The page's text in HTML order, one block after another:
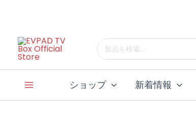
へ
キ
検
索
ショップ 新着情報
テ
ゴ